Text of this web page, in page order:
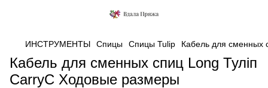
ИНСТРУМЕНТЫ Спицы Спицы Tulip Кабель для сменных
Кабель для сменных спиц Long Туліп
CarryC Ходовые размеры